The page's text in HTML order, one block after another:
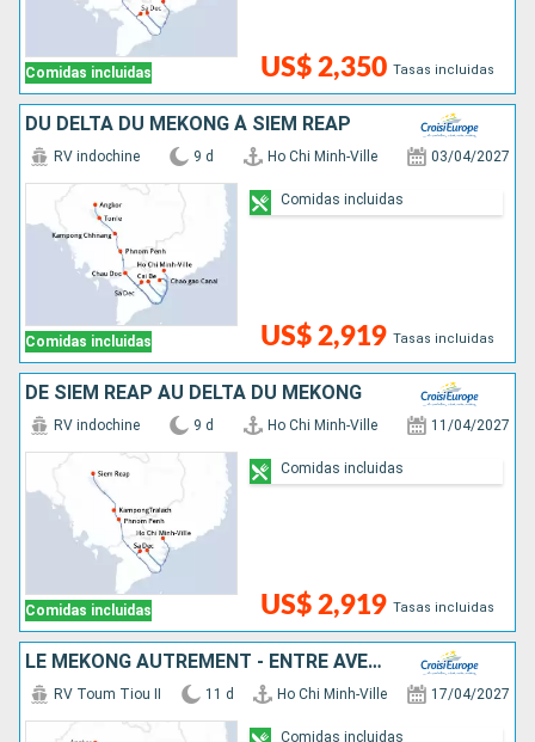
Comidas incluidas US$ 2,350 Tasas incluidas
DU DELTA DU MÉKONG À SIEM REAP
Comidas incluidas
RV indochine 9 d Ho Chi Minh-Ville 03/04/2027
US$ 2,919 Tasas incluidas
Comidas incluidas
DE SIEM REAP AU DELTA DU MÉKONG
Comidas incluidas
RV indochine 9 d Ho Chi Minh-Ville 11/04/2027
US$ 2,919 Tasas incluidas
Comidas incluidas
LE MÉKONG AUTREMENT - ENTRE AVENTURE ET SITES INCONTOURNABLES
RV Toum Tiou II 11 d Ho Chi Minh-Ville 17/04/2027
Comidas incluidas